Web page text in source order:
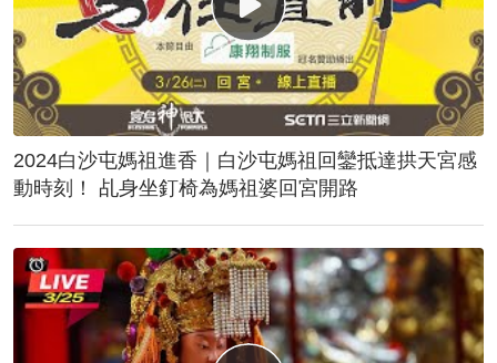
2024白沙屯媽祖進香｜白沙屯媽祖回鑾抵達拱天宮感
動時刻！ 乩身坐釘椅為媽祖婆回宮開路